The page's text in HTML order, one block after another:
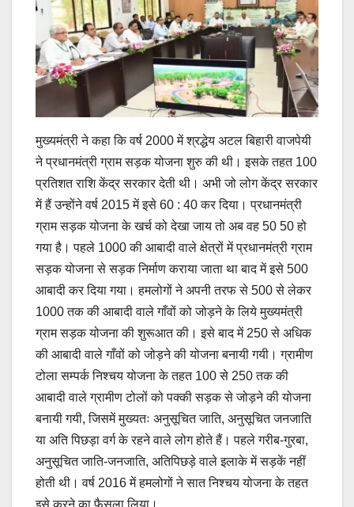
मुख्यमंत्री ने कहा कि वर्ष 2000 में श्रद्धेय अटल बिहारी वाजपेयी
ने प्रधानमंत्री ग्राम सड़क योजना शुरु की थी। इसके तहत 100
प्रतिशत राशि केंद्र सरकार देती थी। अभी जो लोग केंद्र सरकार
में हैं उन्होंने वर्ष 2015 में इसे 60 : 40 कर दिया। प्रधानमंत्री
ग्राम सड़क योजना के खर्च को देखा जाय तो अब वह 50 50 हो
गया है। पहले 1000 की आबादी वाले क्षेत्रों में प्रधानमंत्री ग्राम
सड़क योजना से सड़क निर्माण कराया जाता था बाद में इसे 500
आबादी कर दिया गया। हमलोगों ने अपनी तरफ से 500 से लेकर
1000 तक की आबादी वाले गाँवों को जोड़ने के लिये मुख्यमंत्री
ग्राम सड़क योजना की शुरूआत की। इसे बाद में 250 से अधिक
की आबादी वाले गाँवों को जोड़ने की योजना बनायी गयी। ग्रामीण
टोला सम्पर्क निश्चय योजना के तहत 100 से 250 तक की
आबादी वाले ग्रामीण टोलों को पक्की सड़क से जोड़ने की योजना
बनायी गयी, जिसमें मुख्यतः अनुसूचित जाति, अनुसूचित जनजाति
या अति पिछड़ा वर्ग के रहने वाले लोग होते हैं। पहले गरीब-गुरबा,
अनुसूचित जाति-जनजाति, अतिपिछड़े वाले इलाके में सड़कें नहीं
होती थी। वर्ष 2016 में हमलोगों ने सात निश्चय योजना के तहत
इसे करने का फैसला लिया।